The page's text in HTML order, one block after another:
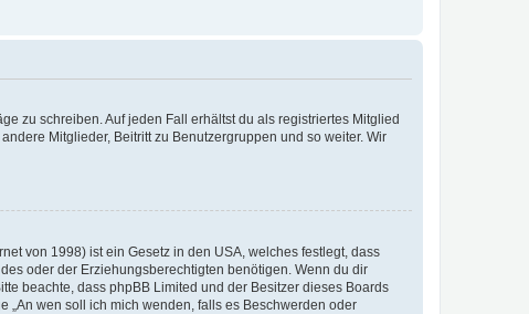
zu schreiben. Auf jeden Fall erhältst du als registriertes Mitglied
Mitglieder, Beitritt zu Benutzergruppen und so weiter. Wir
von 1998) ist ein Gesetz in den USA, welches festlegt, dass
oder der Erziehungsberechtigten benötigen. Wenn du dir
beachte, dass phpBB Limited und der Besitzer dieses Boards
„An wen soll ich mich wenden, falls es Beschwerden oder